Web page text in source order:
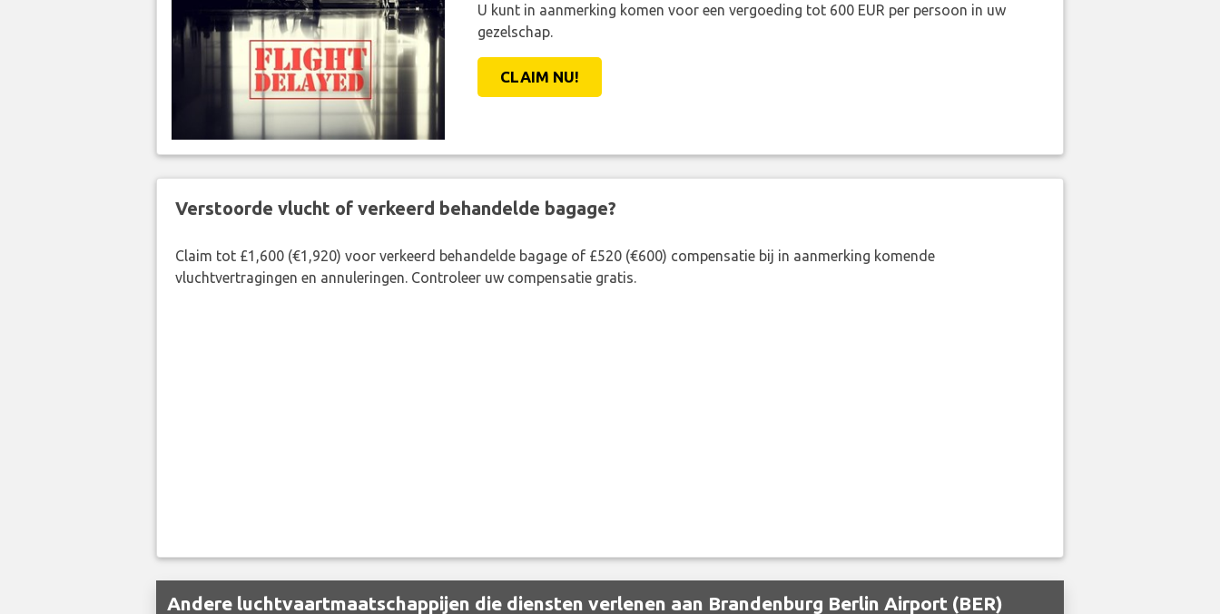
U kunt in aanmerking komen voor een vergoeding tot 600 EUR per persoon in uw
gezelschap.
CLAIM NU!
Verstoorde vlucht of verkeerd behandelde bagage?
Claim tot £1,600 (€1,920) voor verkeerd behandelde bagage of £520 (€600) compensatie bij in aanmerking komende
vluchtvertragingen en annuleringen. Controleer uw compensatie gratis.
Andere luchtvaartmaatschappijen die diensten verlenen aan Brandenburg Berlin Airport (BER)